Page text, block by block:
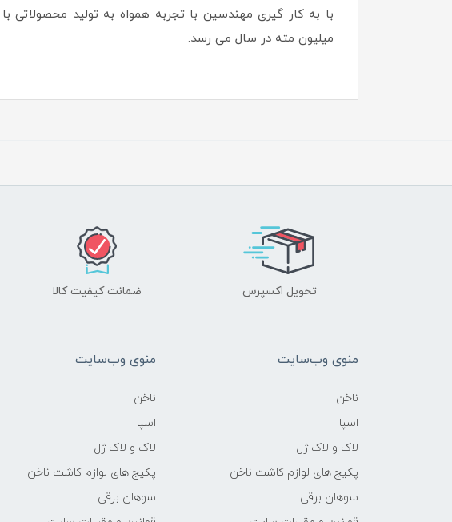
میلیون مته در سال می رسد.
تحویل اکسپرس ضمانت کیفیت کالا
منوی وب‌سایت
ناخن
اسپا
لاک و لاک ژل
پکیج های لوازم کاشت ناخن
سوهان برقی
منوی وب‌سایت
ناخن
اسپا
لاک و لاک ژل
پکیج های لوازم کاشت ناخن
سوهان برقی